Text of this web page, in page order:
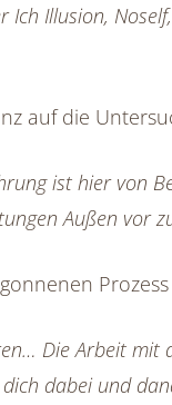
Ich Illusion,
auf die
ist hier von
Außen vor
Die Arbeit mit
dabei und